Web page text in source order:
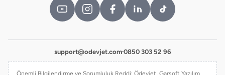
support@odevjet.com·0850 303 52 96
Önemli Bilgilendirme ve Sorumluluk Reddi: Ödevjet, Garsoft Yazılım